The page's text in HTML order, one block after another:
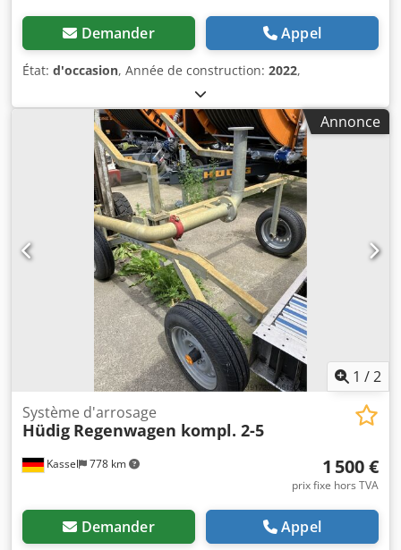
Demander Appel
État: d'occasion, Année de construction: 2022,
Annonce
1 /2
Kassel 778 km
Système d'arrosage
Hüdig Regenwagen kompl. 2-5
1 500 €
prix fixe hors TVA
Demander Appel